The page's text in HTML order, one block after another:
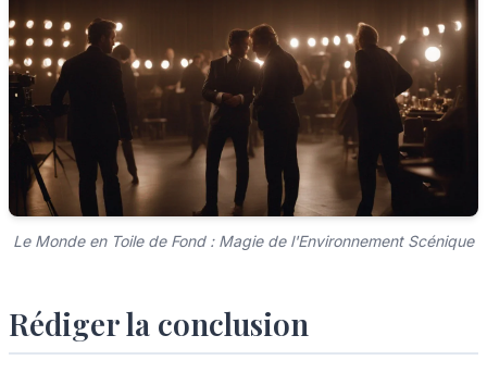
Le Monde en Toile de Fond : Magie de l'Environnement Scénique
Rédiger la conclusion